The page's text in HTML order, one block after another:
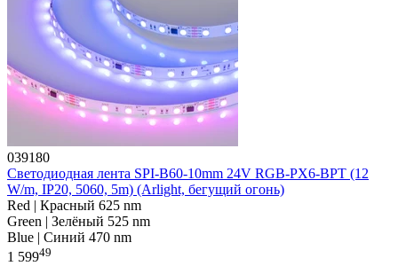
039180
Светодиодная лента SPI-B60-10mm 24V RGB-PX6-BPT (12
W/m, IP20, 5060, 5m) (Arlight, бегущий огонь)
Red | Красный 625 nm
Green | Зелёный 525 nm
Blue | Синий 470 nm
1 59949